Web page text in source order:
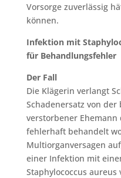
Vorsorge zuverlässig
können.
Infektion mit
für Behandlungsfehler
Der Fall
Die Klägerin verlangt
Schadenersatz von
verstorbener
fehlerhaft behandelt
Multiorganversagen
einer Infektion mit
Staphylococcus